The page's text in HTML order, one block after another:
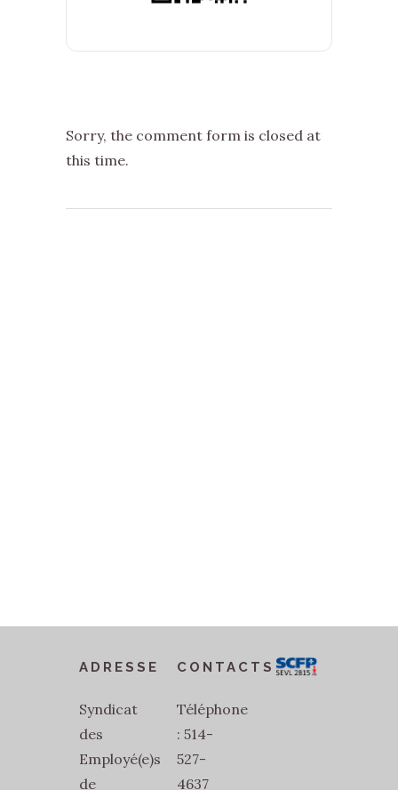
Sorry, the comment form is closed at
this time.
ADRESSE
Syndicat
des
Employé(e)s
de
CONTACTS
Téléphone
: 514-
527-
4637